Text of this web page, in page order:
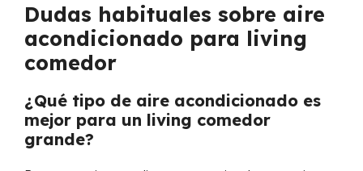
Dudas habituales sobre aire
acondicionado para living
comedor
¿Qué tipo de aire acondicionado es
mejor para un living comedor
grande?